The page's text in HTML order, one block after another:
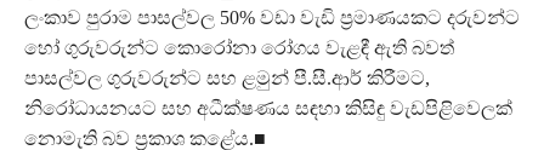
ලංකාව පුරාම පාසල්වල 50% වඩා වැඩි ප්‍රමාණයකට දරුවන්ට
හෝ ගුරුවරුන්ට කොරෝනා රෝගය වැළඳී ඇති බවත්
පාසල්වල ගුරුවරුන්ට සහ ළමුන් පී.සී.ආර් කිරීමට,
නිරෝධායනයට සහ අධීක්ෂණය සඳහා කිසිඳු වැඩපිළිවෙලක්
නොමැති බව ප්‍රකාශ කළේය.■